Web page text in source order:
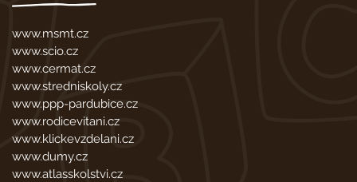
www.msmt.cz
www.scio.cz
www.cermat.cz
www.stredniskoly.cz
www.ppp-pardubice.cz
www.rodicevitani.cz
www.klickevzdelani.cz
www.dumy.cz
www.atlasskolstvi.cz